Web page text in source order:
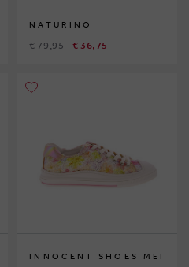
NATURINO
€ 79,95 € 36,75
INNOCENT SHOES MEI